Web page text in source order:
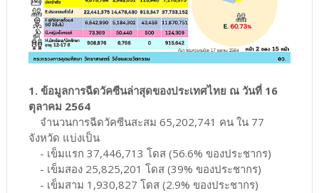
1. ข้อมูลการฉีดวัคซีนล่าสุดของประเทศไทย ณ วันที่ 16
ตุลาคม 2564
จำนวนการฉีดวัคซีนสะสม 65,202,741 คน ใน 77
จังหวัด แบ่งเป็น
- เข็มแรก 37,446,713 โดส (56.6% ของประชากร)
- เข็มสอง 25,825,201 โดส (39% ของประชากร)
- เข็มสาม 1,930,827 โดส (2.9% ของประชากร)